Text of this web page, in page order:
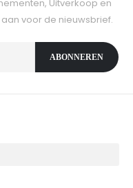
Uitverkoop en
voor de nieuwsbrief.